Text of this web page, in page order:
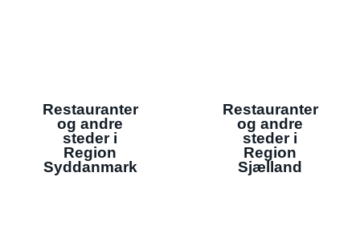
Restauranter
og andre
steder i
Region
Syddanmark
Restauranter
og andre
steder i
Region
Sjælland